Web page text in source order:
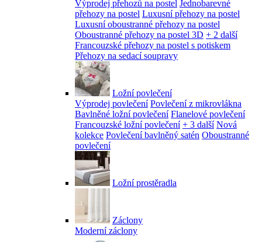
Výprodej přehozů na postel Jednobarevné
přehozy na postel Luxusní přehozy na postel
Luxusní oboustranné přehozy na postel
Oboustranné přehozy na postel 3D + 2 další
Francouzské přehozy na postel s potiskem
Přehozy na sedací soupravy
Ložní povlečení
Výprodej povlečení Povlečení z mikrovlákna
Bavlněné ložní povlečení Flanelové povlečení
Francouzské ložní povlečení + 3 další Nová
kolekce Povlečení bavlněný satén Oboustranné
povlečení
Ložní prostěradla
Záclony
Moderní záclony